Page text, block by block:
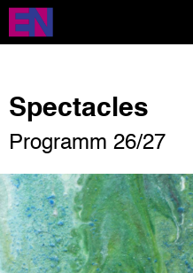
Direkt
zum
Inhalt
Spectacles
Programm 26/27